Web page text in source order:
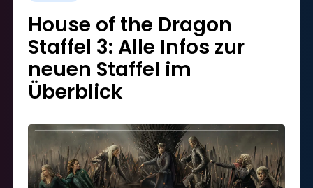
House of the Dragon
Staffel 3: Alle Infos zur
neuen Staffel im
Überblick